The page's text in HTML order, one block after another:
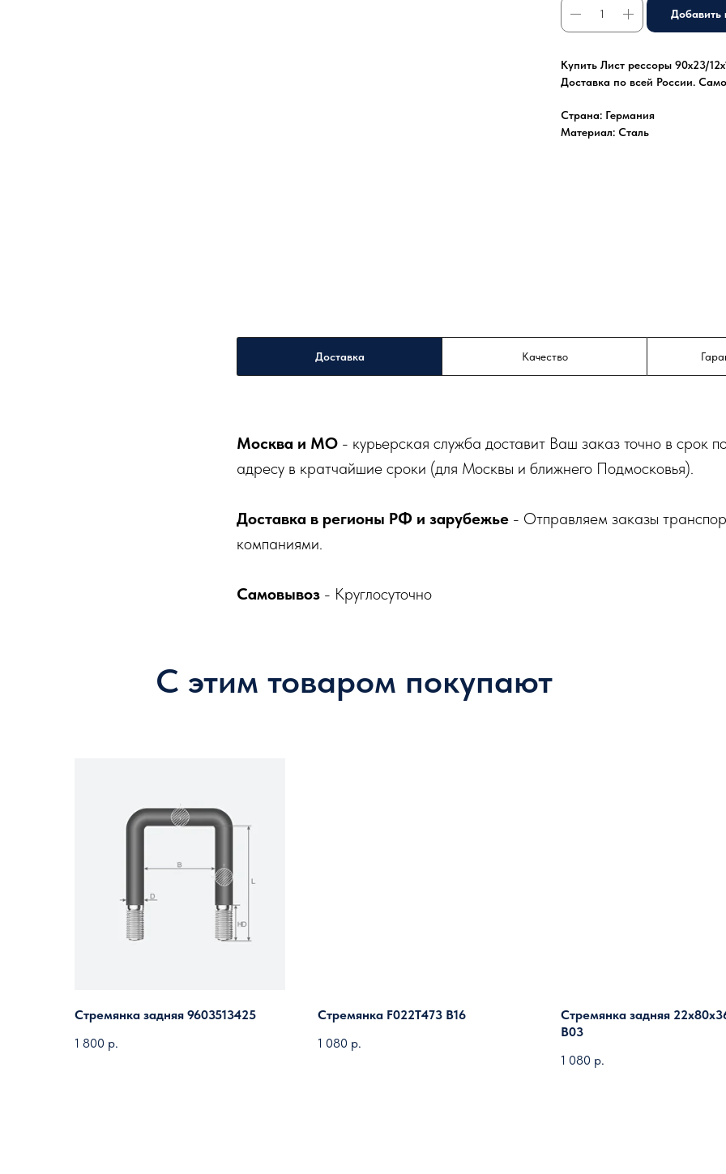
Добавить
Купить Лист рессоры 90x23/
Доставка по всей России.
Страна: Германия
Материал: Сталь
Доставка Качество
Москва и МО - курьерская служба доставит Ваш заказ точно в срок
адресу в кратчайшие сроки (для Москвы и ближнего Подмосковья).
Доставка в регионы РФ и зарубежье - Отправляем заказы
компаниями.
Самовывоз - Круглосуточно
С этим товаром покупают
Стремянка задняя 9603513425
1 800 р.
Стремянка F022T473 B16
1 080 р.
Стремянка задняя
B03
1 080 р.